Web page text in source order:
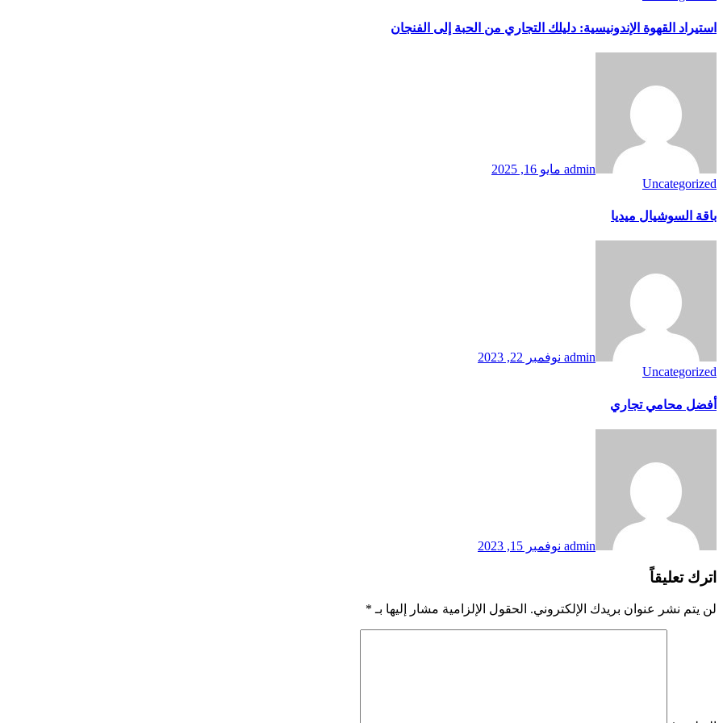
استيراد القهوة الإندونيسية: دليلك التجاري من الحبة إلى الفنجان
admin مايو 16, 2025
Uncategorized
باقة السوشيال ميديا
admin نوفمبر 22, 2023
Uncategorized
أفضل محامي تجاري
admin نوفمبر 15, 2023
اترك تعليقاً
لن يتم نشر عنوان بريدك الإلكتروني. الحقول الإلزامية مشار إليها بـ *